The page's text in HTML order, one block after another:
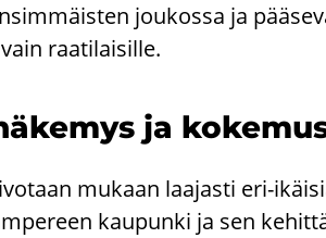
jou­kos­sa ja
raa­ti­lai­sil­le.
ja
mu­kaan laa­jas­ti eri-​
kau­pun­ki ja sen